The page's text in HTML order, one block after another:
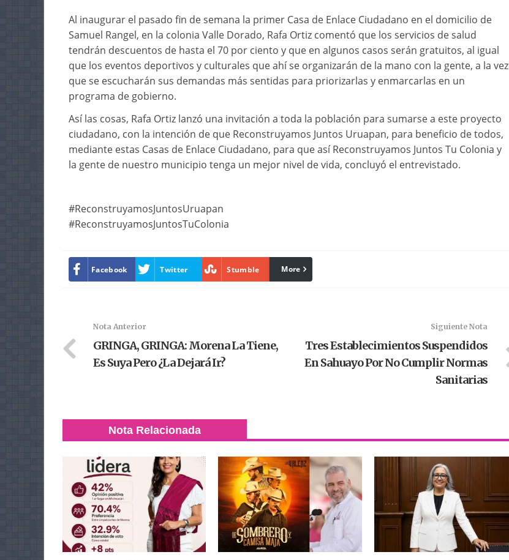
Al inaugurar el pasado fin de semana la primer Casa de Enlace Ciudadano en el domicilio de
Samuel Rangel, en la colonia Valle Dorado, Rafa Ortiz comentó que los servicios de salud
tendrán descuentos de hasta el 70 por ciento y que en algunos casos serán gratuitos, al igual
que los eventos deportivos y culturales que ahí se organizarán de la mano con la gente, a la vez
que se escucharán sus demandas más sentidas para priorizarlas y enmarcarlas en un
programa de gobierno.
Así las cosas, Rafa Ortiz lanzó una invitación a toda la población para sumarse a este proyecto
ciudadano, con la intención de que Reconstruyamos Juntos Uruapan, para beneficio de todos,
mediante estas Casas de Enlace Ciudadano, para que así Reconstruyamos Juntos Tu Colonia y
la gente de nuestro municipio tenga un mejor nivel de vida, concluyó el entrevistado.
#ReconstruyamosJuntosUruapan
#ReconstruyamosJuntosTuColonia
Facebook Twitter Stumble linkedin
More
Nota Anterior
GRINGA, GRINGA: Morena La Tiene,
Es Suya Pero ¿la Dejará Ir?
Siguiente Nota
Tres Establecimientos Suspendidos
En Sahuayo Por No Cumplir Normas
Sanitarias
Nota Relacionada